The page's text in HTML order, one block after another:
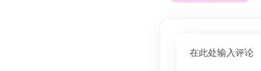
在此处输入评论